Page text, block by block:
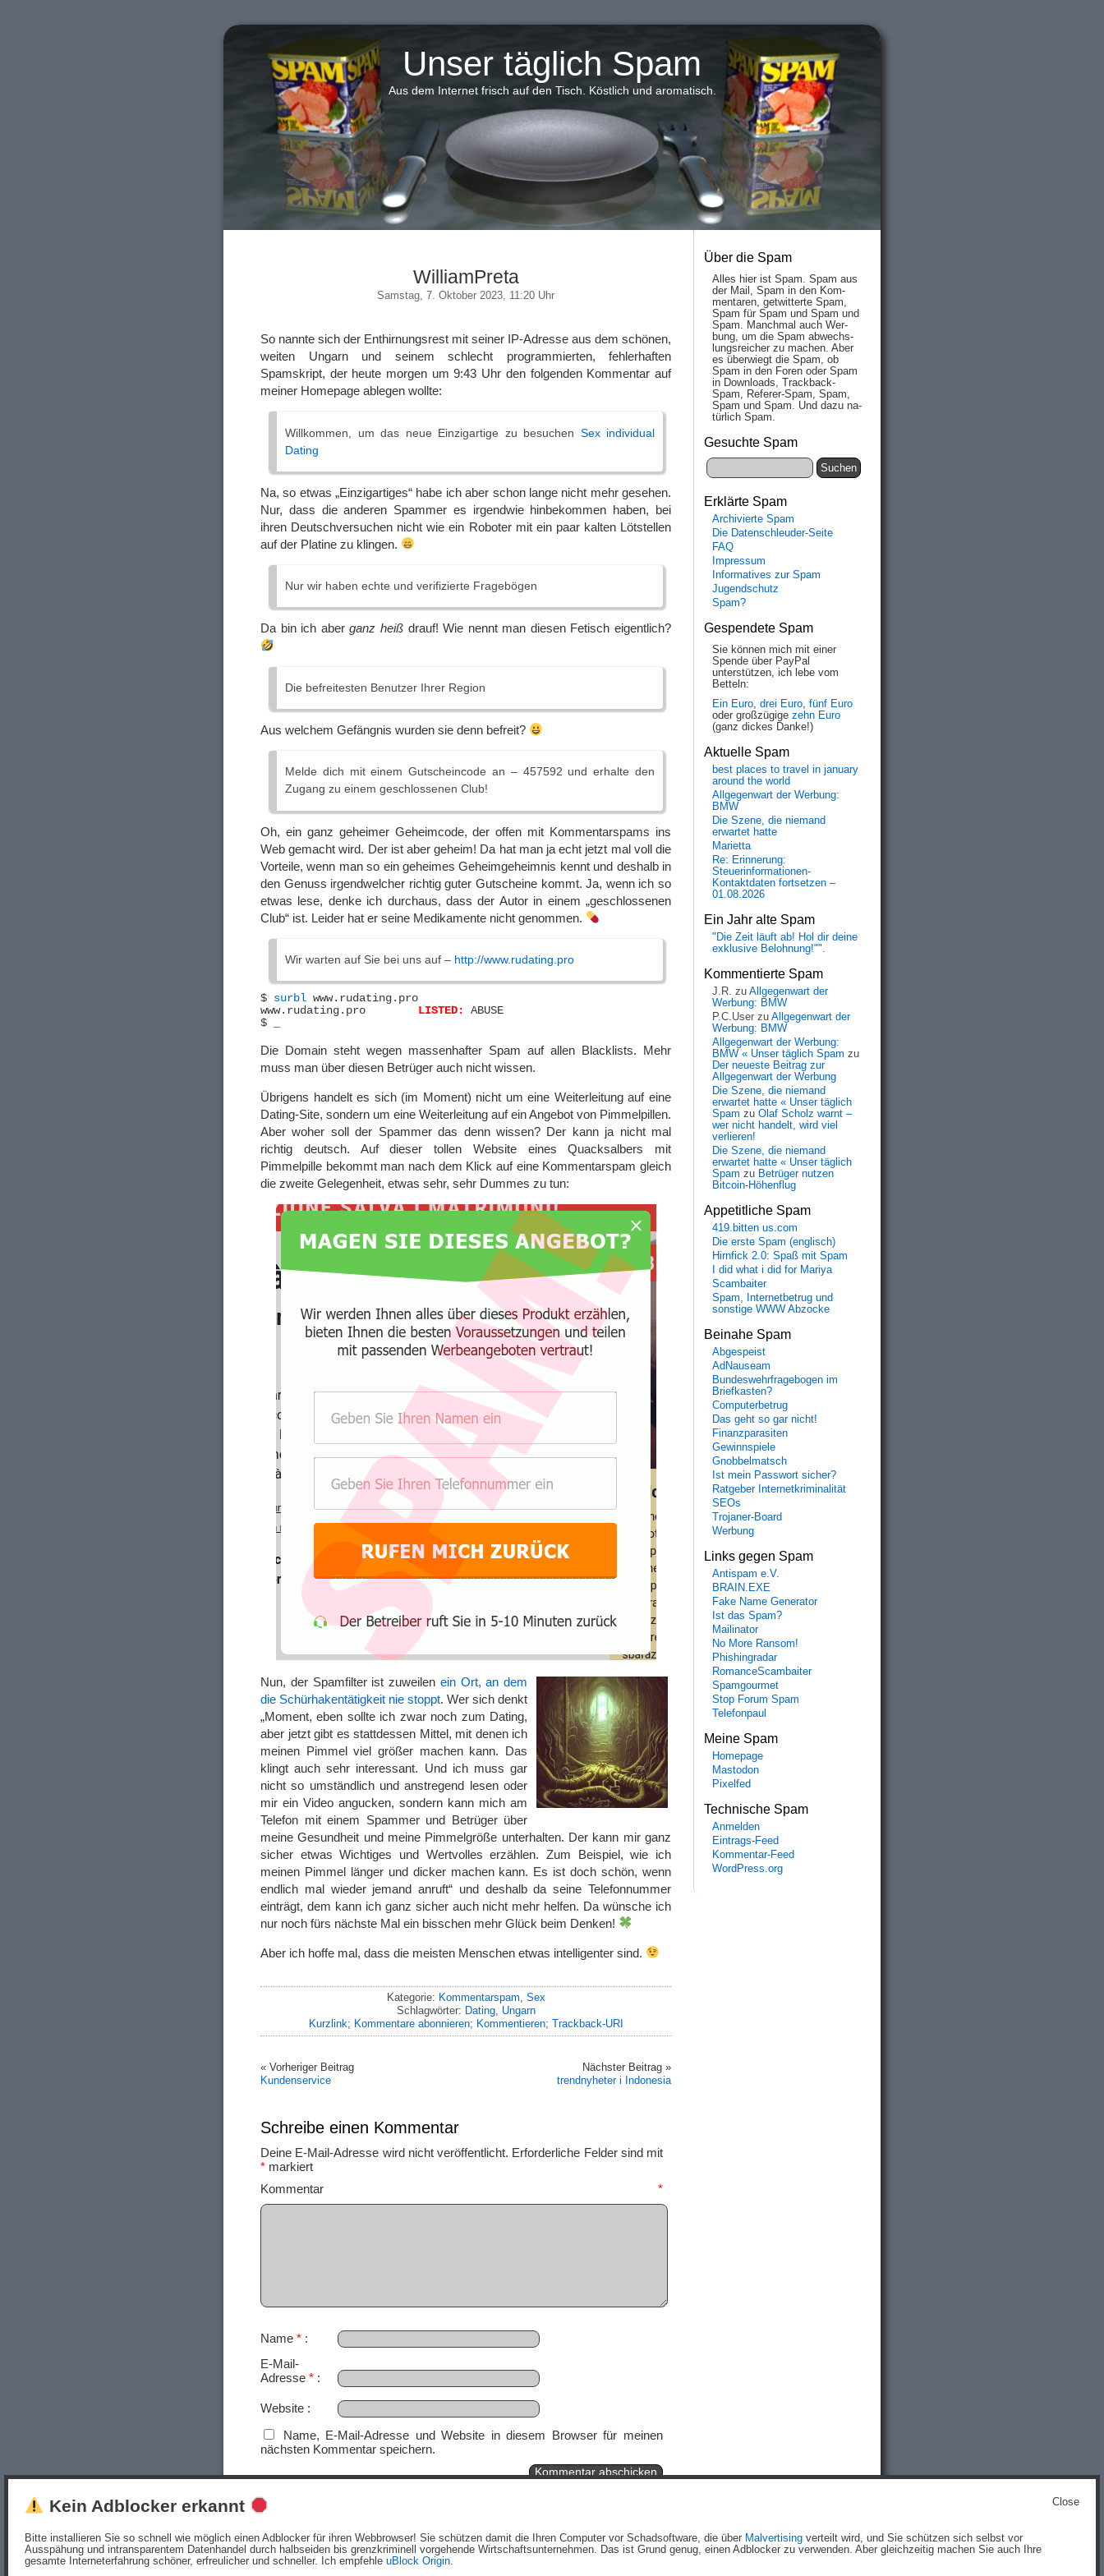
Unser täglich Spam
Aus dem Internet frisch auf den Tisch. Köstlich und aromatisch.
WilliamPreta
Samstag, 7. Oktober 2023, 11:20 Uhr
So nannte sich der Enthirnungsrest mit seiner IP-Adresse aus dem schönen,
weiten Ungarn und seinem schlecht programmierten, fehlerhaften
Spamskript, der heute morgen um 9:43 Uhr den folgenden Kommentar auf
meiner Homepage ablegen wollte:
Willkommen, um das neue Einzigartige zu besuchen Sex individual
Dating
Na, so etwas „Einzigartiges“ habe ich aber schon lange nicht mehr gesehen.
Nur, dass die anderen Spammer es irgendwie hinbekommen haben, bei
ihren Deutschversuchen nicht wie ein Roboter mit ein paar kalten Lötstellen
auf der Platine zu klingen.
Nur wir haben echte und verifizierte Fragebögen
Da bin ich aberganz heißdrauf! Wie nennt man diesen Fetisch eigentlich?
Die befreitesten Benutzer Ihrer Region
Aus welchem Gefängnis wurden sie denn befreit?
Melde dich mit einem Gutscheincode an – 457592 und erhalte den
Zugang zu einem geschlossenen Club!
Oh, ein ganz geheimer Geheimcode, der offen mit Kommentarspams ins
Web gemacht wird. Der ist aber geheim! Da hat man ja echt jetzt mal voll die
Vorteile, wenn man so ein geheimes Geheimgeheimnis kennt und deshalb in
den Genuss irgendwelcher richtig guter Gutscheine kommt. Ja, wenn ich so
etwas lese, denke ich durchaus, dass der Autor in einem „geschlossenen
Club“ ist. Leider hat er seine Medikamente nicht genommen.
Wir warten auf Sie bei uns auf – http://www.rudating.pro
$ surbl www.rudating.pro
LISTED:
ABUSE
Die Domain steht wegen massenhafter Spam auf allen Blacklists. Mehr
muss man über diesen Betrüger auch nicht wissen.
Übrigens handelt es sich (im Moment) nicht um eine Weiterleitung auf eine
Dating-Site, sondern um eine Weiterleitung auf ein Angebot von Pimmelpillen.
Aber woher soll der Spammer das denn wissen? Der kann ja nicht mal
richtig deutsch. Auf dieser tollen Website eines Quacksalbers mit
Pimmelpille bekommt man nach dem Klick auf eine Kommentarspam gleich
die zweite Gelegenheit, etwas sehr, sehr Dummes zu tun:
Nun, der Spamfilter ist zuweilen ein Ort, an dem
die Schürhakentätigkeit nie stoppt. Wer sich denkt
„Moment, eben sollte ich zwar noch zum Dating,
aber jetzt gibt es stattdessen Mittel, mit denen ich
meinen Pimmel viel größer machen kann. Das
klingt auch sehr interessant. Und ich muss gar
nicht so umständlich und anstregend lesen oder
mir ein Video angucken, sondern kann mich am
Telefon mit einem Spammer und Betrüger über
meine Gesundheit und meine Pimmelgröße unterhalten. Der kann mir ganz
sicher etwas Wichtiges und Wertvolles erzählen. Zum Beispiel, wie ich
meinen Pimmel länger und dicker machen kann. Es ist doch schön, wenn
endlich mal wieder jemand anruft“ und deshalb da seine Telefonnummer
einträgt, dem kann ich ganz sicher auch nicht mehr helfen. Da wünsche ich
nur noch fürs nächste Mal ein bisschen mehr Glück beim Denken!
Aber ich hoffe mal, dass die meisten Menschen etwas intelligenter sind.
Kategorie: Kommentarspam Sex
Schlagwörter: Dating, Ungarn
Kurzlink; Kommentare abonnieren; Kommentieren; Trackback-URI
« Vorheriger Beitrag
Kunԁеnѕеrviϲе
Nächster Beitrag »
trendnyheter i Indonesia
Schreibe einen Kommentar
Deine E-Mail-Adresse wird nicht veröffentlicht. Erforderliche Felder sind mit
* markiert
Kommentar *
Name *
E-Mail-
Adresse *
Website
Name, E-Mail-Adresse und Website in diesem Browser für meinen
nächsten Kommentar speichern.
Über die Spam
Alles hier ist Spam. Spam aus
der Mail, Spam in den Kom­
men­taren, ge­twit­ter­te Spam,
Spam für Spam und Spam und
Spam. Manch­mal auch Wer­
bung, um die Spam ab­wechs­
lungs­reich­er zu mach­en. Aber
es über­wiegt die Spam, ob
Spam in den Fo­ren oder Spam
in Down­loads, Track­back-
Spam, Re­fe­rer-Spam, Spam,
Spam und Spam. Und da­zu na­
tür­lich Spam.
Gesuchte Spam
Erklärte Spam
Archivierte Spam
Die Datenschleuder-Seite
FAQ
Impressum
Informatives zur Spam
Jugendschutz
Spam?
Gespendete Spam
Sie können mich mit einer
Spende über PayPal
unterstützen, ich lebe vom
Betteln:
Ein Euro, drei Euro, fünf Euro
oder großzügige zehn Euro
(ganz dickes Danke!)
Aktuelle Spam
best places to travel in january
around the world
Allgegenwart der Werbung:
BMW
Die Szene, die niemand
erwartet hatte
Marietta
Re: Erinnerung:
Steuerinformationen-
Kontaktdaten fortsetzen –
01.08.2026
Ein Jahr alte Spam
"Die Zeit läuft ab! Hol dir deine
exklusive Belohnung!"".
Kommentierte Spam
J.R. zu Allgegenwart der
Werbung: BMW
P.C.User zu Allgegenwart der
Werbung: BMW
Allgegenwart der Werbung:
BMW « Unser täglich Spam zu
Der neueste Beitrag zur
Allgegenwart der Werbung
Die Szene, die niemand
erwartet hatte « Unser täglich
Spam zu Olaf Scholz warnt –
wer nicht handelt, wird viel
verlieren!
Die Szene, die niemand
erwartet hatte « Unser täglich
Spam zu Betrüger nutzen
Bitcoin-Höhenflug
Appetitliche Spam
419.bitten us.com
Die erste Spam (englisch)
Hirnfick 2.0: Spaß mit Spam
I did what i did for Mariya
Scambaiter
Spam, Internetbetrug und
sonstige WWW Abzocke
Beinahe Spam
Abgespeist
AdNauseam
Bundeswehrfragebogen im
Briefkasten?
Computerbetrug
Das geht so gar nicht!
Finanzparasiten
Gewinnspiele
Gnobbelmatsch
Ist mein Passwort sicher?
Ratgeber Internetkriminalität
SEOs
Trojaner-Board
Werbung
Links gegen Spam
Antispam e.V.
BRAIN.EXE
Fake Name Generator
Ist das Spam?
Mailinator
No More Ransom!
Phishingradar
RomanceScambaiter
Spamgourmet
Stop Forum Spam
Telefonpaul
Meine Spam
Homepage
Mastodon
Pixelfed
Technische Spam
Anmelden
Eintrags-Feed
Kommentar-Feed
WordPress.org
Beiträge (RSS)undKommentare (RSS).
Close
Kein Adblocker erkannt
Bitte installieren Sie so schnell wie möglich einen Adblocker für ihren Webbrowser! Sie schützen damit die Ihren Computer vor Schadsoftware, die über Malvertising verteilt wird, und Sie schützen sich selbst vor
Ausspähung und intransparentem Datenhandel durch halbseiden bis grenzkriminell vorgehende Wirtschaftsunternehmen. Das ist Grund genug, einen Adblocker zu verwenden. Aber gleichzeitig machen Sie auch Ihre
gesamte Interneterfahrung schöner, erfreulicher und schneller. Ich empfehle uBlock Origin.